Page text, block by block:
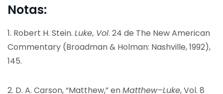
Notas:
1. Robert H. Stein. Luke, Vol. 24 de The New American
Commentary (Broadman & Holman: Nashville, 1992),
145.
2. D. A. Carson, “Matthew,” enMatthew–Luke, Vol. 8